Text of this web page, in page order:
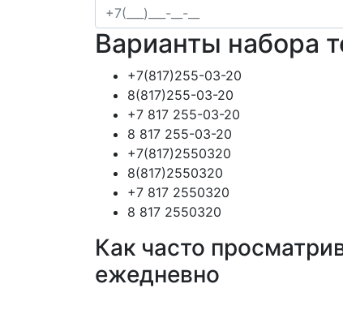
Варианты набора
+7(817)255-03-20
8(817)255-03-20
+7 817 255-03-20
8 817 255-03-20
+7(817)2550320
8(817)2550320
+7 817 2550320
8 817 2550320
Как часто
ежедневно